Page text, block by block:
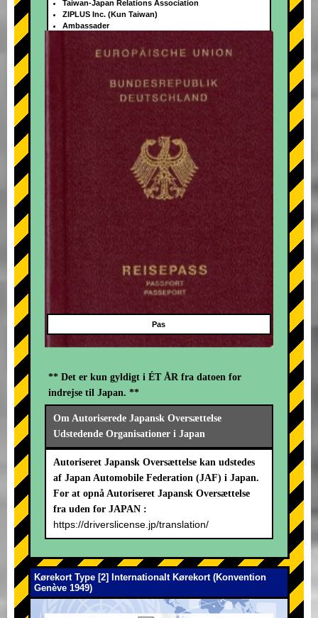
+
Taiwan-Japan Relations Association
ZIPLUS Inc. (Kun Taiwan)
Ambassader
Pas
** Det er kun gyldigt i ÉT ÅR fra datoen for
indrejse til Japan. **
Om Autoriserede Japansk Oversættelse
Udstedende Organisationer i Japan
Autoriseret Japansk Oversættelse kan udstedes
af Japan Automobile Federation (JAF) i Japan.
For at opnå Autoriseret Japansk Oversættelse
fra uden for JAPAN :
https://driverslicense.jp/translation/
Kørekort Type [2] Internationalt Kørekort (Konvention
Genève 1949)